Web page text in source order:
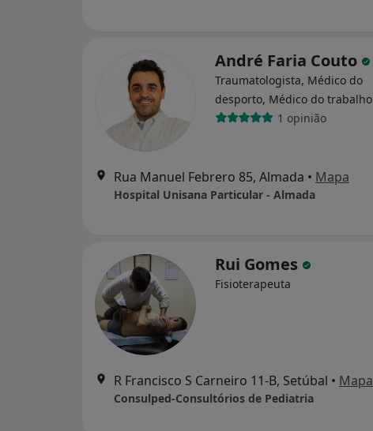
André Faria Couto
Traumatologista, Médico do
desporto, Médico do trabalho
1 opinião
Rua Manuel Febrero 85, Almada • Mapa
Hospital Unisana Particular - Almada
Rui Gomes
Fisioterapeuta
R Francisco S Carneiro 11-B, Setúbal • Mapa
Consulped-Consultórios de Pediatria